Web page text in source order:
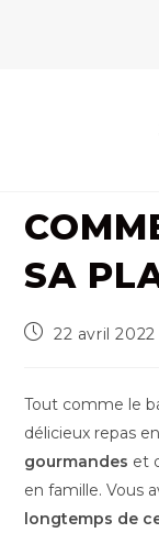
SA
Publication
22 avril 2022
Tout comme le
délicieux repas
gourmandes et
en famille. Vous
longtemps de